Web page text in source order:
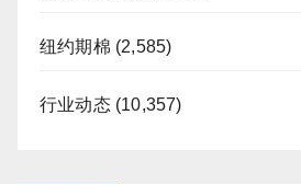
纽约期棉 (2,585)
行业动态(10,357)